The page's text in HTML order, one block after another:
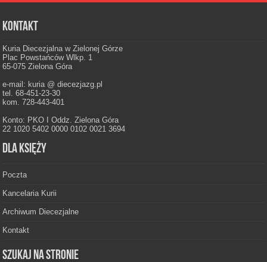
Kontakt
Kuria Diecezjalna w Zielonej Górze
Plac Powstańców Wlkp. 1
65-075 Zielona Góra
e-mail: kuria @ diecezjazg.pl
tel. 68-451-23-30
kom. 728-443-401
Konto: PKO I Oddz. Zielona Góra
22 1020 5402 0000 0102 0021 3694
Dla księży
Poczta
Kancelaria Kurii
Archiwum Diecezjalne
Kontakt
Szukaj na stronie